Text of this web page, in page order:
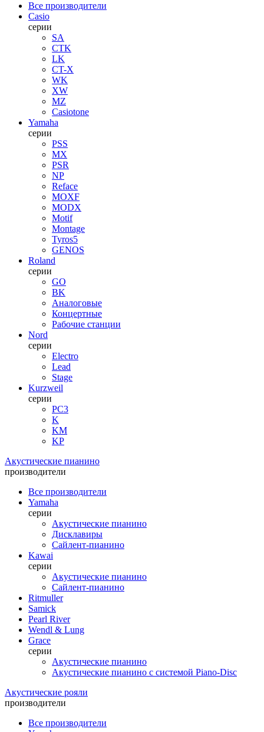
Все производители
Casio
серии
SA
CTK
LK
CT-X
WK
XW
MZ
Casiotone
Yamaha
серии
PSS
MX
PSR
NP
Reface
MOXF
MODX
Motif
Montage
Tyros5
GENOS
Roland
серии
GO
BK
Аналоговые
Концертные
Рабочие станции
Nord
серии
Electro
Lead
Stage
Kurzweil
серии
PC3
K
KM
KP
Акустические пианино
производители
Все производители
Yamaha
серии
Акустические пианино
Дисклавиры
Сайлент-пианино
Kawai
серии
Акустические пианино
Сайлент-пианино
Ritmuller
Samick
Pearl River
Wendl & Lung
Grace
серии
Акустические пианино
Акустические пианино с системой Piano-Disc
Акустические рояли
производители
Все производители